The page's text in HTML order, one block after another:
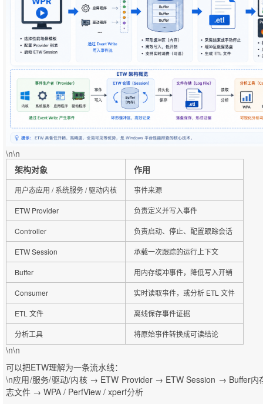
\n\n
架构对象
作用
用户态应用 / 系统服务 / 驱动内核 事件来源
ETW Provider 负责定义并写入事件
Controller 负责启动、停止、配置跟踪会话
ETW Session 承载一次跟踪的运行上下文
Buffer 用内存缓冲事件，降低写入开销
Consumer 实时读取事件，或分析 ETL 文件
ETL 文件 离线保存事件证据
分析工具 将原始事件转换成可读结论
\n\n
可以把ETW理解为一条流水线：
\n应用/服务/驱动/内核 → ETW Provider → ETW Session → Buffer
志文件 → WPA / PerfView / xperf分析